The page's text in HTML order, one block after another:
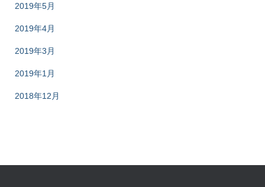
2019年5月
2019年4月
2019年3月
2019年1月
2018年12月